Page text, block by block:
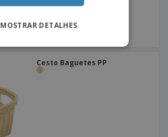
Cesto Baguetes PP
MOSTRAR DETALHES